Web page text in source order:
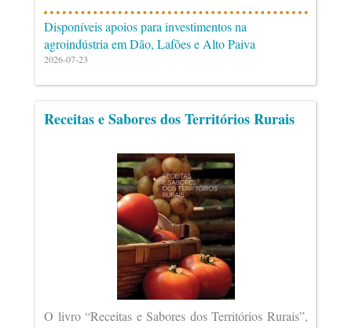
Disponíveis apoios para investimentos na
agroindústria em Dão, Lafões e Alto Paiva
2026-07-23
Receitas e Sabores dos Territórios Rurais
O livro “Receitas e Sabores dos Territórios Rurais”,